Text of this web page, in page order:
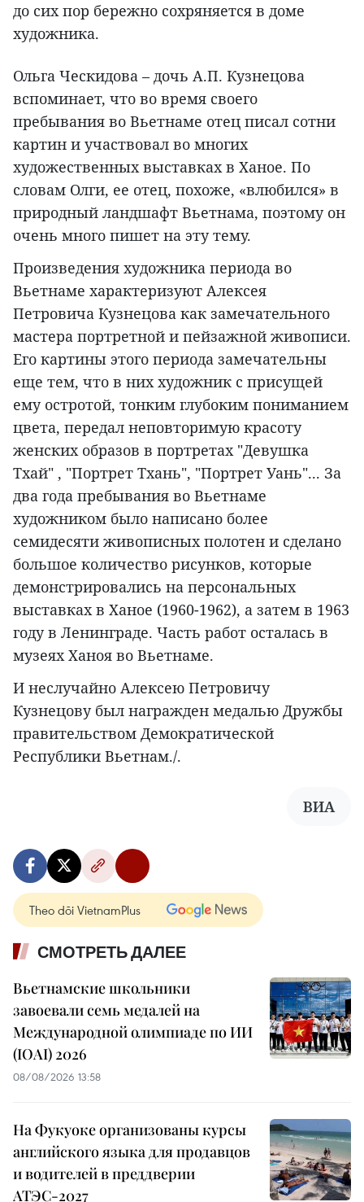
до сих пор бережно сохряняется в доме
художника.
Ольга Ческидова – дочь А.П. Кузнецова
вспоминает, что во время своего
пребывания во Вьетнаме отец писал сотни
картин и участвовал во многих
художественных выставках в Ханое. По
словам Олги, ее отец, похоже, «влюбился» в
природный ландшафт Вьетнама, поэтому он
очень много пишет на эту тему.
Произведения художника периода во
Вьетнаме характеризуют Алексея
Петровича Кузнецова как замечательного
мастера портретной и пейзажной живописи.
Его картины этого периода замечательны
еще тем, что в них художник с присущей
ему остротой, тонким глубоким пониманием
цвета, передал неповторимую красоту
женских образов в портретах "Девушка
Тхай" , "Портрет Тхань", "Портрет Уань"... За
два года пребывания во Вьетнаме
художником было написано более
семидесяти живописных полотен и сделано
большое количество рисунков, которые
демонстрировались на персональных
выставках в Ханое (1960-1962), а затем в 1963
году в Ленинграде. Часть работ осталась в
музеях Ханоя во Вьетнаме.
И неслучайно Алексею Петровичу
Кузнецову был награжден медалью Дружбы
правительством Демократической
Республики Вьетнам./.
ВИА
Theo dõi VietnamPlus
СМОТРЕТЬ ДАЛЕЕ
Вьетнамские школьники
завоевали семь медалей на
Международной олимпиаде по ИИ
(IOAI) 2026
08/08/2026 13:58
На Фукуоке организованы курсы
английского языка для продавцов
и водителей в преддверии
АТЭС-2027